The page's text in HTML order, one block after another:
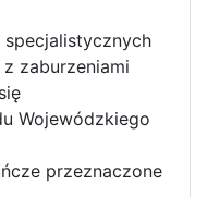
zaburzeniami
Wojewódzkiego
przeznaczone